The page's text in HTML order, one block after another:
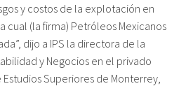
y costos de la explotación en
cual (la firma) Petróleos Mexicanos
dijo a IPS la directora de la
y Negocios en el privado
Superiores de Monterrey,